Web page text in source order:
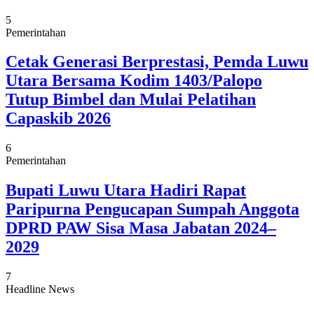
5
Pemerintahan
Cetak Generasi Berprestasi, Pemda Luwu
Utara Bersama Kodim 1403/Palopo
Tutup Bimbel dan Mulai Pelatihan
Capaskib 2026
6
Pemerintahan
Bupati Luwu Utara Hadiri Rapat
Paripurna Pengucapan Sumpah Anggota
DPRD PAW Sisa Masa Jabatan 2024–
2029
7
Headline News